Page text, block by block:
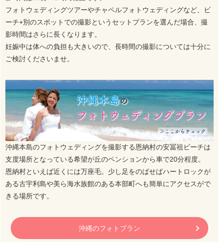
フォトウェディングツアーやチャペルフォトウェディングなど、ビ
ーチ+別のスポットでの撮影というセットプランを選んだ場合、撮
影時間はさらに長くなります。
妊娠中は体への負担も大きいので、長時間の撮影については十分に
ご検討くださいませ。
沖縄本島のフォトウェディングを撮影する恩納村の安冨祖ビーチは
支度場所となっている希望が丘のペンションから車で20分程度。
恩納村といえば近くには万座毛。少し足をのばせばハートロックが
ある古宇利島や美ら海水族館のある本部町へも簡単にアクセスがで
きる場所です。
沖縄のフォトプラン